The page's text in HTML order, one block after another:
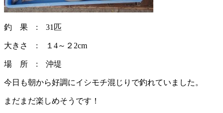
釣 果 : 31匹
大きさ : １4～２2cm
場 所 : 沖堤
今日も朝から好調にイシモチ混じりで釣れていました。
まだまだ楽しめそうです！